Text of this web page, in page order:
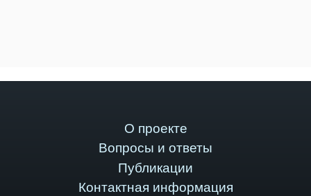
О проекте
Вопросы и ответы
Публикации
Контактная информация